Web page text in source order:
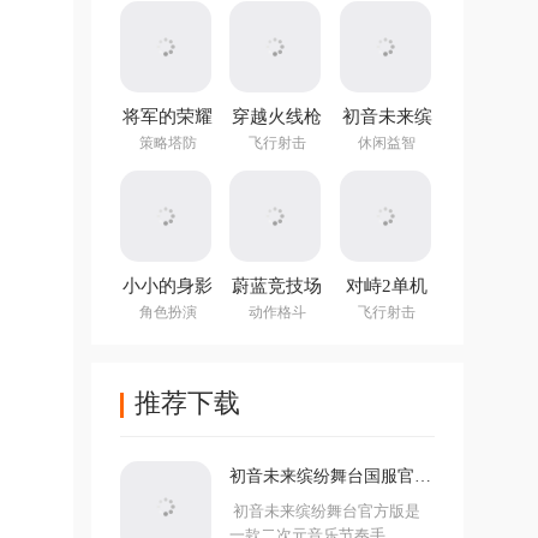
将军的荣耀
3官方正版
策略塔防
穿越火线枪
战王者体验
飞行射击
初音未来缤
纷舞台国服
休闲益智
小小的身影
重叠的内心
角色扮演
蔚蓝竞技场
手机版
动作格斗
对峙2单机
版手游
飞行射击
推荐下载
初音未来缤纷舞台国服官方
初音未来缤纷舞台官方版是